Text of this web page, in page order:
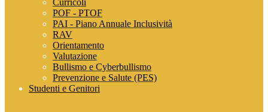
Curricoli
POF - PTOF
PAI - Piano Annuale Inclusività
RAV
Orientamento
Valutazione
Bullismo e Cyberbullismo
Prevenzione e Salute (PES)
Studenti e Genitori